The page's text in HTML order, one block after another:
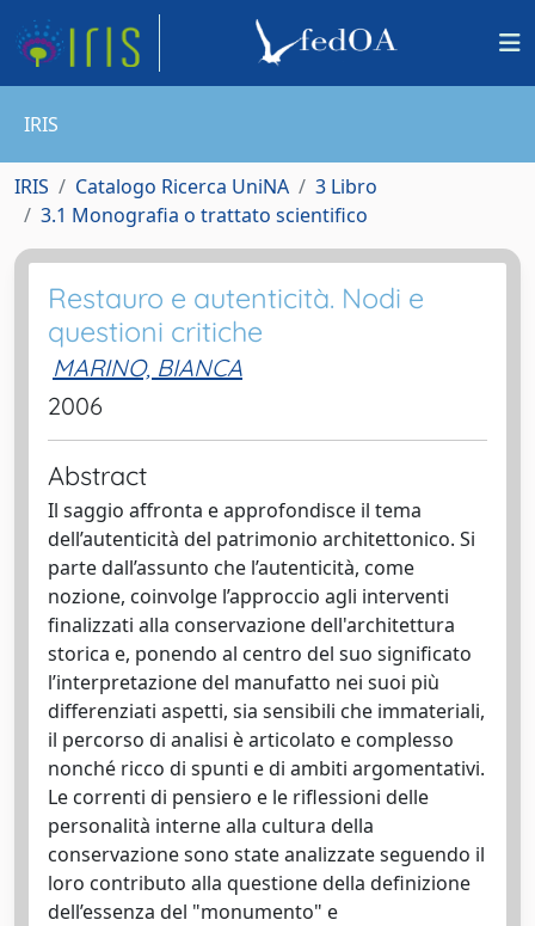
IRIS
IRIS Catalogo Ricerca UniNA
3 Libro
3.1 Monografia o trattato scientifico
Restauro e autenticità. Nodi e
questioni critiche
MARINO, BIANCA
2006
Abstract
Il saggio affronta e approfondisce il tema
dell’autenticità del patrimonio architettonico. Si
parte dall’assunto che l’autenticità, come
nozione, coinvolge l’approccio agli interventi
finalizzati alla conservazione dell'architettura
storica e, ponendo al centro del suo significato
l’interpretazione del manufatto nei suoi più
differenziati aspetti, sia sensibili che immateriali,
il percorso di analisi è articolato e complesso
nonché ricco di spunti e di ambiti argomentativi.
Le correnti di pensiero e le riflessioni delle
personalità interne alla cultura della
conservazione sono state analizzate seguendo il
loro contributo alla questione della definizione
dell’essenza del "monumento" e